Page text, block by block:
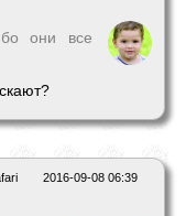
они все
2016-09-08 06:39